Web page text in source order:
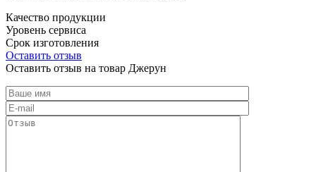
Качество продукции
Уровень сервиса
Срок изготовления
Оставить отзыв
Оставить отзыв на товар Джерун